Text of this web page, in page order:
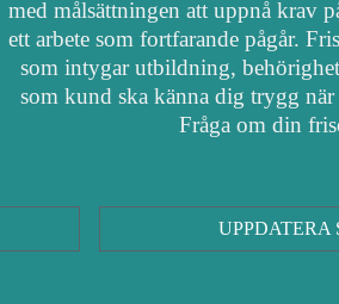
med målsättningen att uppnå krav
ett arbete som fortfarande pågår.
som intygar utbildning,
som kund ska känna dig trygg
Fråga om din
UPPDATERA